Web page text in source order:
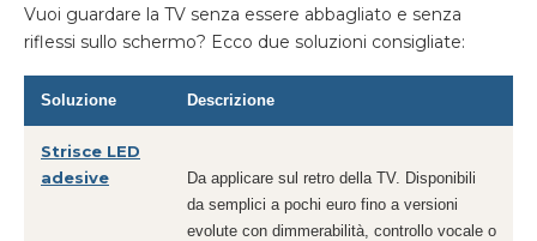
Vuoi guardare la TV senza essere abbagliato e senza
riflessi sullo schermo? Ecco due soluzioni consigliate:
Soluzione Descrizione
Strisce LED
adesive
Da applicare sul retro della TV. Disponibili
da semplici a pochi euro fino a versioni
evolute con dimmerabilità, controllo vocale o